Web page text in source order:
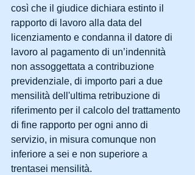
così che il giudice dichiara estinto il
rapporto di lavoro alla data del
licenziamento e condanna il datore di
lavoro al pagamento di un’indennità
non assoggettata a contribuzione
previdenziale, di importo pari a due
mensilità dell'ultima retribuzione di
riferimento per il calcolo del trattamento
di fine rapporto per ogni anno di
servizio, in misura comunque non
inferiore a sei e non superiore a
trentasei mensilità.